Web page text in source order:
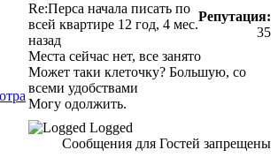
Re:Перса начала писать по
всей квартире 12 год, 4 мес.
назад
Репутация:
35
Места сейчас нет, все занято
Может таки клеточку? Большую, со
всеми удобствами
Могу одолжить.
Logged
Сообщения для Гостей запрещены